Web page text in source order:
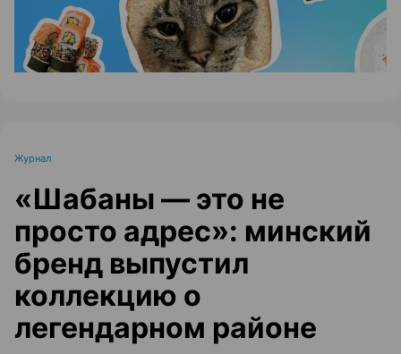
Журнал
«Шабаны — это не
просто адрес»: минский
бренд выпустил
коллекцию о
легендарном районе